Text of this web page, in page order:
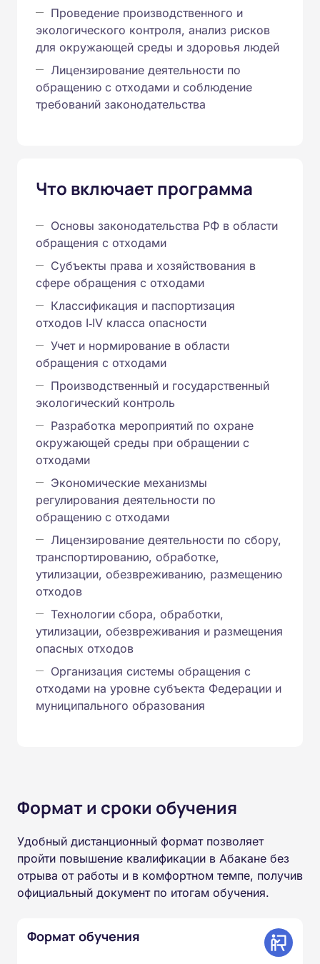
Проведение производственного и
экологического контроля, анализ рисков
для окружающей среды и здоровья людей
Лицензирование деятельности по
обращению с отходами и соблюдение
требований законодательства
Что включает программа
Основы законодательства РФ в области
обращения с отходами
Субъекты права и хозяйствования в
сфере обращения с отходами
Классификация и паспортизация
отходов I‑IV класса опасности
Учет и нормирование в области
обращения с отходами
Производственный и государственный
экологический контроль
Разработка мероприятий по охране
окружающей среды при обращении с
отходами
Экономические механизмы
регулирования деятельности по
обращению с отходами
Лицензирование деятельности по сбору,
транспортированию, обработке,
утилизации, обезвреживанию, размещению
отходов
Технологии сбора, обработки,
утилизации, обезвреживания и размещения
опасных отходов
Организация системы обращения с
отходами на уровне субъекта Федерации и
муниципального образования
Формат и сроки обучения
Удобный дистанционный формат позволяет
пройти повышение квалификации в Абакане без
отрыва от работы и в комфортном темпе, получив
официальный документ по итогам обучения.
Формат обучения